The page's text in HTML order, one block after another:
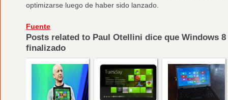
optimizarse luego de haber sido lanzado.
Fuente
Posts related to Paul Otellini dice que Windows
finalizado